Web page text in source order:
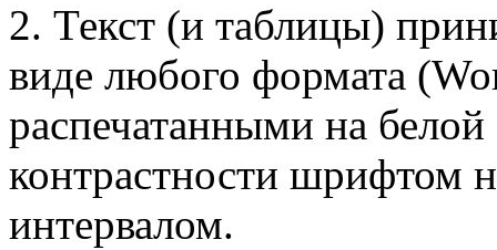
2. Текст (и таблицы)
виде любого формата
распечатанными на
контрастности шрифтом
интервалом.